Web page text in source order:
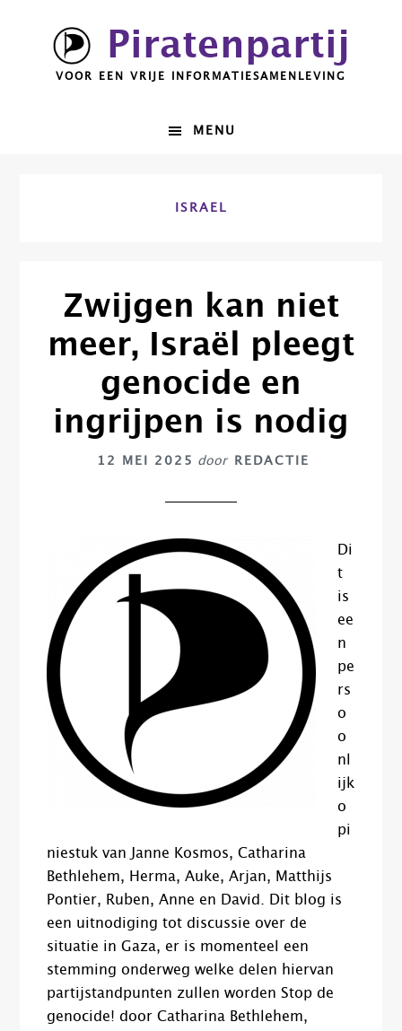
hoofdnavigatie
Piratenpartij
VOOR EEN VRIJE INFORMATIESAMENLEVING
MENU
ISRAEL
Zwijgen kan niet
meer, Israël pleegt
genocide en
ingrijpen is nodig
12 MEI 2025 door REDACTIE
Di
t
is
ee
n
pe
rs
o
o
nl
ijk
o
pi
niestuk van Janne Kosmos, Catharina
Bethlehem, Herma, Auke, Arjan, Matthijs
Pontier, Ruben, Anne en David. Dit blog is
een uitnodiging tot discussie over de
situatie in Gaza, er is momenteel een
stemming onderweg welke delen hiervan
partijstandpunten zullen worden Stop de
genocide! door Catharina Bethlehem,